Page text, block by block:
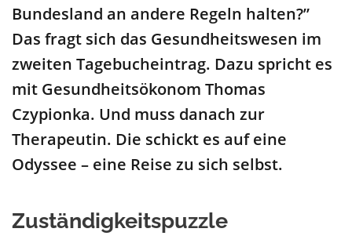
Bundesland an andere Regeln halten?”
Das fragt sich das Gesundheitswesen im
zweiten Tagebucheintrag. Dazu spricht es
mit Gesundheitsökonom Thomas
Czypionka. Und muss danach zur
Therapeutin. Die schickt es auf eine
Odyssee – eine Reise zu sich selbst.
Zuständigkeitspuzzle